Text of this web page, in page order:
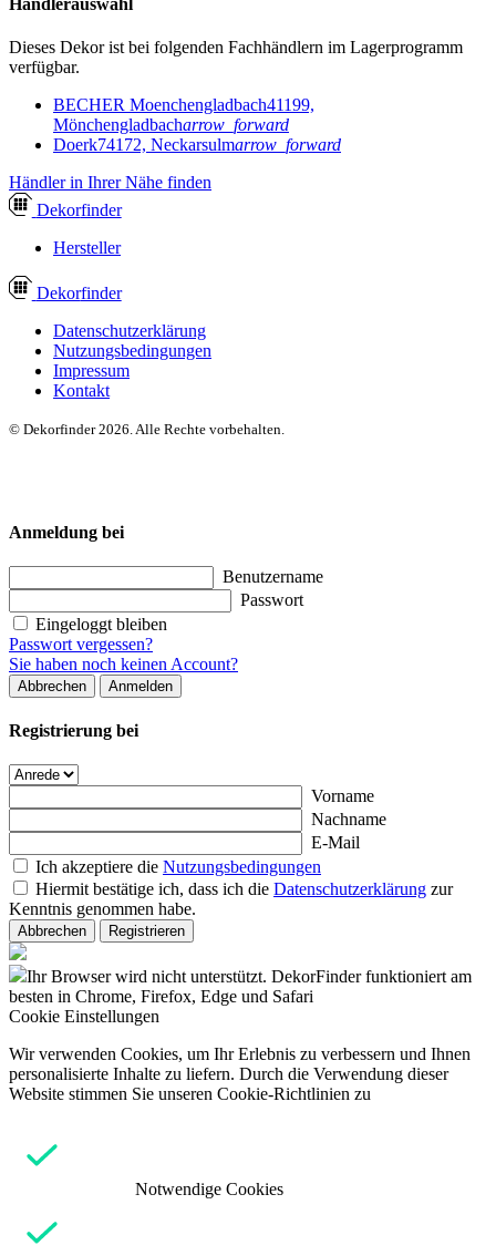
Händlerauswahl
Dieses Dekor ist bei folgenden Fachhändlern im Lagerprogramm
verfügbar.
BECHER Moenchengladbach41199,
Mönchengladbacharrow_forward
Doerk74172, Neckarsulmarrow_forward
Händler in Ihrer Nähe finden
Dekorfinder
Hersteller
Dekorfinder
Datenschutzerklärung
Nutzungsbedingungen
Impressum
Kontakt
© Dekorfinder 2026. Alle Rechte vorbehalten.
Anmeldung bei
Benutzername
Passwort
Eingeloggt bleiben
Passwort vergessen?
Sie haben noch keinen Account?
Abbrechen Anmelden
Registrierung bei
Vorname
Nachname
E-Mail
Ich akzeptiere die Nutzungsbedingungen
Hiermit bestätige ich, dass ich die Datenschutzerklärung zur
Kenntnis genommen habe.
Abbrechen Registrieren
Ihr Browser wird nicht unterstützt. DekorFinder funktioniert am
besten in Chrome, Firefox, Edge und Safari
Cookie Einstellungen
Wir verwenden Cookies, um Ihr Erlebnis zu verbessern und Ihnen
personalisierte Inhalte zu liefern. Durch die Verwendung dieser
Website stimmen Sie unseren Cookie-Richtlinien zu
Notwendige Cookies